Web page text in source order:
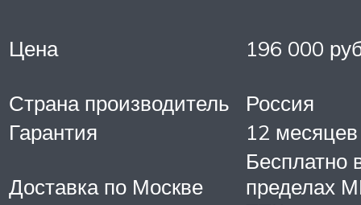
Цена 196 000
Страна производитель
Россия
Гарантия
12
Доставка по Москве
Бесплатно
пределах